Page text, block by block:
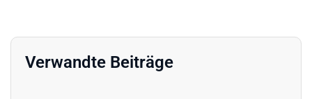
Verwandte Beiträge